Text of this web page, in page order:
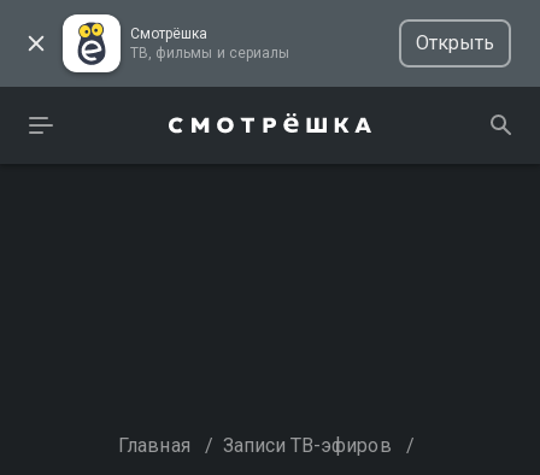
Смотрёшка
ТВ, фильмы и сериалы
Открыть
Главная / Записи ТВ-эфиров /